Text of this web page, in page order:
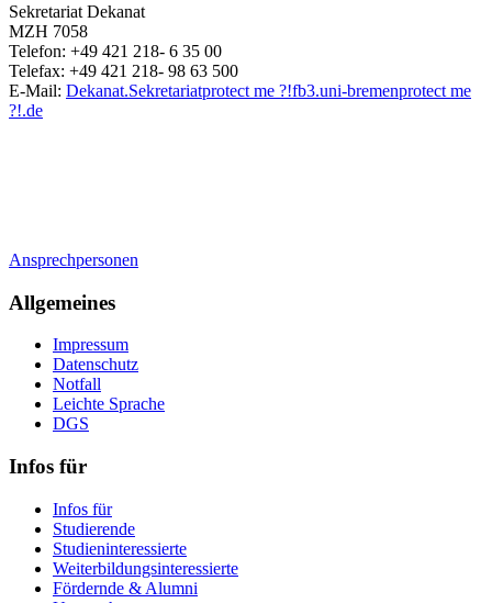
Sekretariat Dekanat
MZH 7058
Telefon: +49 421 218- 6 35 00
Telefax: +49 421 218- 98 63 500
E-Mail: Dekanat.Sekretariatprotect me ?!fb3.uni-bremenprotect me
?!.de
Ansprechpersonen
Allgemeines
Impressum
Datenschutz
Notfall
Leichte Sprache
DGS
Infos für
Infos für
Studierende
Studieninteressierte
Weiterbildungsinteressierte
Fördernde & Alumni